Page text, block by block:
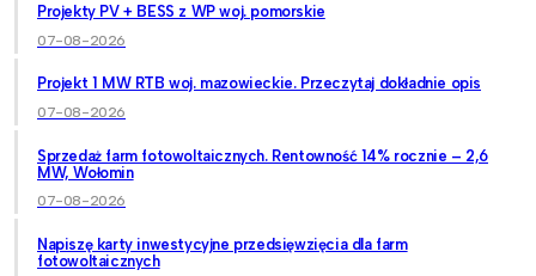
Projekty PV + BESS z WP woj. pomorskie
07-08-2026
Projekt 1 MW RTB woj. mazowieckie. Przeczytaj dokładnie opis
07-08-2026
Sprzedaż farm fotowoltaicznych. Rentowność 14% rocznie – 2,6
MW, Wołomin
07-08-2026
Napiszę karty inwestycyjne przedsięwzięcia dla farm
fotowoltaicznych